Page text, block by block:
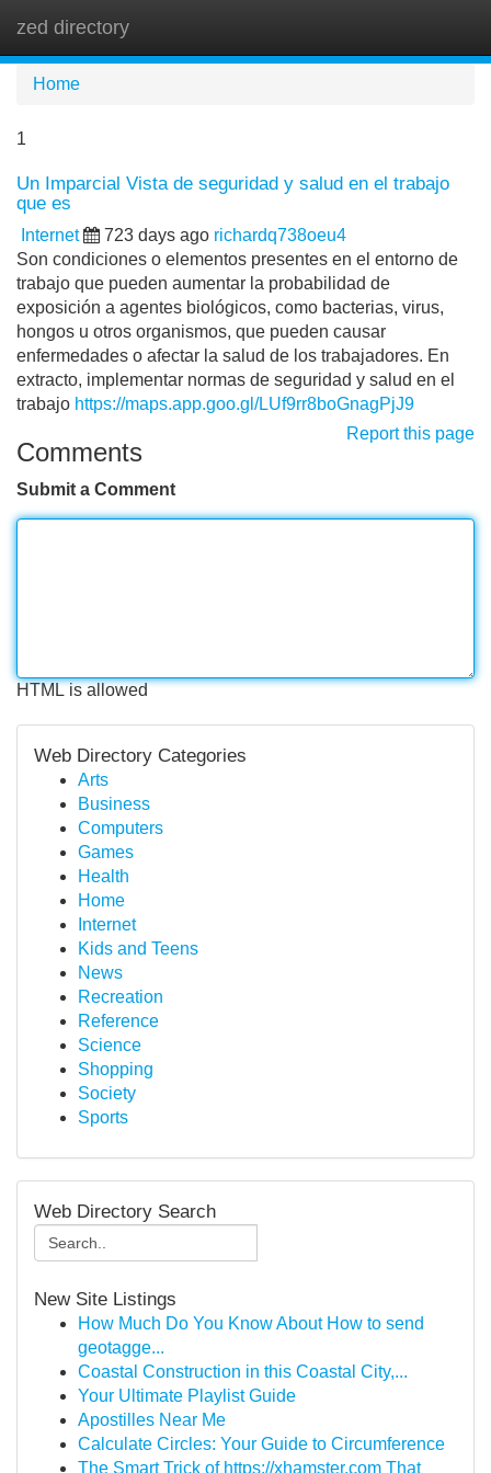
zed directory
Home
1
Un Imparcial Vista de seguridad y salud en el trabajo
que es
Internet 723 days ago richardq738oeu4
Son condiciones o elementos presentes en el entorno de
trabajo que pueden aumentar la probabilidad de
exposición a agentes biológicos, como bacterias, virus,
hongos u otros organismos, que pueden causar
enfermedades o afectar la salud de los trabajadores. En
extracto, implementar normas de seguridad y salud en el
trabajo https://maps.app.goo.gl/LUf9rr8boGnagPjJ9
Report this page
Comments
Submit a Comment
HTML is allowed
Web Directory Categories
Arts
Business
Computers
Games
Health
Home
Internet
Kids and Teens
News
Recreation
Reference
Science
Shopping
Society
Sports
Web Directory Search
New Site Listings
How Much Do You Know About How to send
geotagge...
Coastal Construction in this Coastal City,...
Your Ultimate Playlist Guide
Apostilles Near Me
Calculate Circles: Your Guide to Circumference
The Smart Trick of https://xhamster.com That